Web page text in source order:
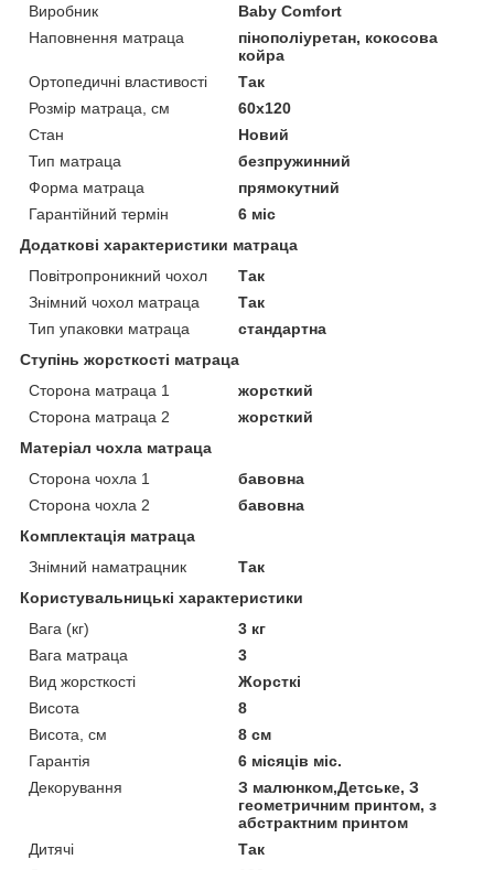
Виробник
Baby Comfort
Наповнення матраца
пінополіуретан, кокосова
койра
Ортопедичні властивості
Так
Розмір матраца, см
60х120
Стан
Новий
Тип матраца
безпружинний
Форма матраца
прямокутний
Гарантійний термін
6 міс
Додаткові характеристики матраца
Повітропроникний чохол
Так
Знімний чохол матраца
Так
Тип упаковки матраца
стандартна
Ступінь жорсткості матраца
Сторона матраца 1
жорсткий
Сторона матраца 2
жорсткий
Матеріал чохла матраца
Сторона чохла 1
бавовна
Сторона чохла 2
бавовна
Комплектація матраца
Знімний наматрацник
Так
Користувальницькі характеристики
Вага (кг)
3 кг
Вага матраца
3
Вид жорсткості
Жорсткі
Висота
8
Висота, см
8 см
Гарантія
6 місяців міс.
Декорування
З малюнком,Детське, З
геометричним принтом, з
абстрактним принтом
Дитячі
Так